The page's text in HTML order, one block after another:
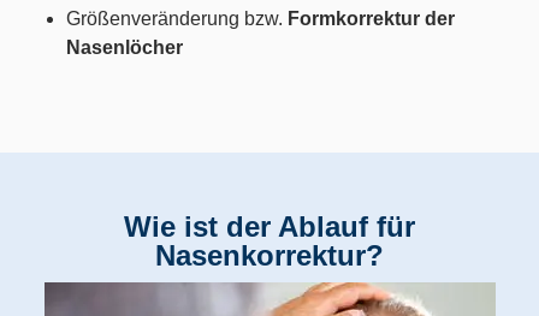
Größenveränderung bzw. Formkorrektur der
Nasenlöcher
Wie ist der Ablauf für
Nasenkorrektur?